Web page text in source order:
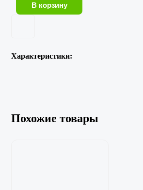
В корзину
Характеристики:
Похожие товары